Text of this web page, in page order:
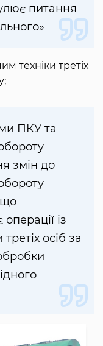
питання
техніки третіх
ПКУ та
змін до
що
із
осіб за